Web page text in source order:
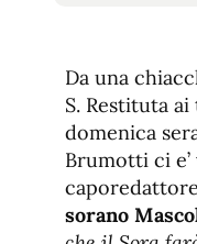
Da una
S. Restituta ai
domenica
Brumotti ci e’
sorano